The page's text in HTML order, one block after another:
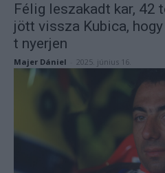
Félig leszakadt kar, 42
jött vissza Kubica,
t nyerjen
Majer Dániel 2025. június 16.